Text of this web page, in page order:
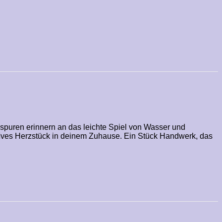
erinnern an das leichte Spiel von Wasser und
Herzstück in deinem Zuhause. Ein Stück Handwerk, das